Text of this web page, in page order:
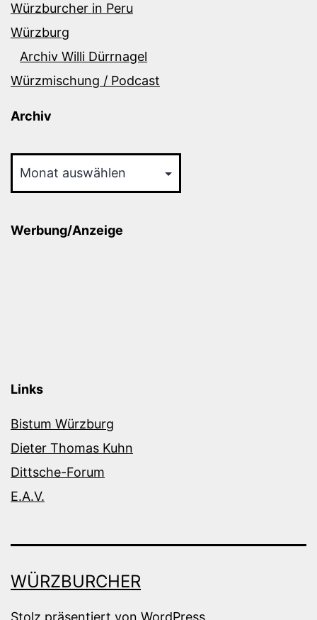
Würzburcher in Peru
Würzburg
Archiv Willi Dürrnagel
Würzmischung / Podcast
Archiv
Werbung/Anzeige
Links
Bistum Würzburg
Dieter Thomas Kuhn
Dittsche-Forum
E.A.V.
WÜRZBURCHER